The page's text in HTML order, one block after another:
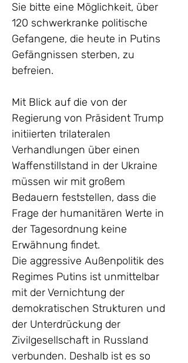
Sie bitte eine Möglichkeit, über
120 schwerkranke politische
Gefangene, die heute in Putins
Gefängnissen sterben, zu
befreien.
Mit Blick auf die von der
Regierung von Präsident Trump
initiierten trilateralen
Verhandlungen über einen
Waffenstillstand in der Ukraine
müssen wir mit großem
Bedauern feststellen, dass die
Frage der humanitären Werte in
der Tagesordnung keine
Erwähnung findet.
Die aggressive Außenpolitik des
Regimes Putins ist unmittelbar
mit der Vernichtung der
demokratischen Strukturen und
der Unterdrückung der
Zivilgesellschaft in Russland
verbunden. Deshalb ist es so